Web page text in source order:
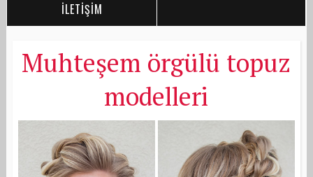
İLETİŞİM
Muhteşem örgülü topuz
modelleri